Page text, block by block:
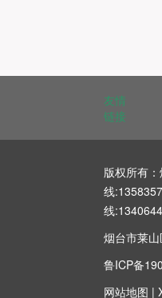
友情
链接
版权所有
线
线
烟台市莱山
鲁ICP备
网站地图 |